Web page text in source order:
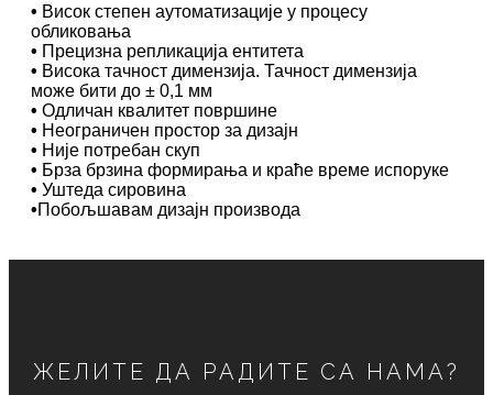
• Висок степен аутоматизације у процесу
обликовања
• Прецизна репликација ентитета
• Висока тачност димензија. Тачност димензија
може бити до ± 0,1 мм
• Одличан квалитет површине
• Неограничен простор за дизајн
• Није потребан скуп
• Брза брзина формирања и краће време испоруке
• Уштеда сировина
•Побољшавам дизајн производа
ЖЕЛИТЕ ДА РАДИТЕ СА НАМА?